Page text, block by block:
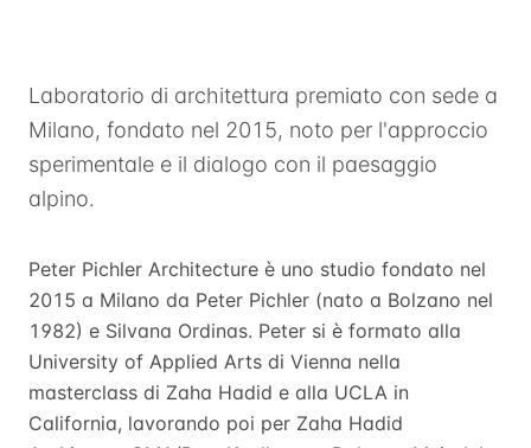
Laboratorio di architettura premiato con sede a
Milano, fondato nel 2015, noto per l'approccio
sperimentale e il dialogo con il paesaggio
alpino.
Peter Pichler Architecture è uno studio fondato nel
2015 a Milano da Peter Pichler (nato a Bolzano nel
1982) e Silvana Ordinas. Peter si è formato alla
University of Applied Arts di Vienna nella
masterclass di Zaha Hadid e alla UCLA in
California, lavorando poi per Zaha Hadid